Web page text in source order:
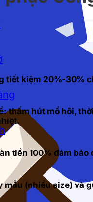
tiết kiệm 20%-30%
thấm hút mồ hôi,
tiền 100% đảm
mẫu (nhiều size) và